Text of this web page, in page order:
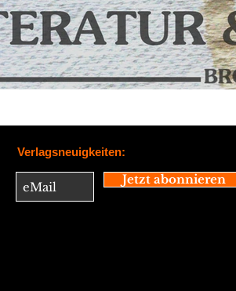
Verlagsneuigkeiten:
Jetzt abonnieren